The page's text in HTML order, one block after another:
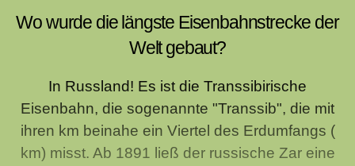
Wo wurde die längste Eisenbahnstrecke der
Welt gebaut?
In Russland! Es ist die Transsibirische
Eisenbahn, die sogenannte "Transsib", die mit
ihren km beinahe ein Viertel des Erdumfangs (
km) misst. Ab 1891 ließ der russische Zar eine